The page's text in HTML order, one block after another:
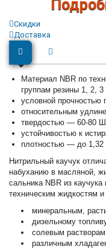
Скидки
Доставка
Материал NBR по
группам резины 1, 2,
условной
относительным
твердостью — 60-80
устойчивостью к
плотностью — до 1,32
Нитрильный каучук
набуханию в масляной,
сальника NBR из
техническим жидкостям и
минеральным,
дизельному
солевым
различным